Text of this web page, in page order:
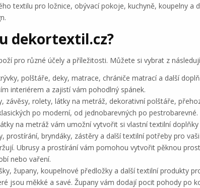
textilu pro ložnice, obývací pokoje, kuchyně, koupelny
dekortextil.cz?
pro různé účely a příležitosti. Můžete si vybrat z
polštáře, deky, matrace, chrániče matrací a další
interiérem a zajistí vám pohodlný spánek.
závěsy, rolety, látky na metráž, dekorativní polštáře,
po moderní, od jednobarevných po
na metráž vám umožní vytvořit si vlastní textilní
prostírání, bryndáky, zástěry a další textilní potřeby pro
Ubrusy a prostírání vám pomohou vytvořit pěknou
nebo vaření.
župany, koupelnové předložky a další textilní produkty
jsou měkké a savé. Župany vám dodají pocit pohody po